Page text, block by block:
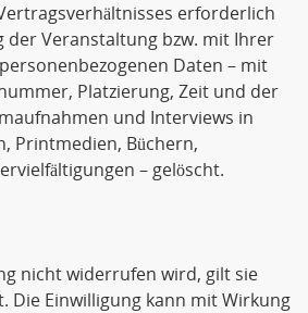
erforderlich
der Veranstaltung bzw. mit Ihrer
Daten – mit
Platzierung, Zeit und der
und Interviews in
Printmedien, Büchern,
– gelöscht.
nicht widerrufen wird, gilt sie
Die Einwilligung kann mit Wirkung